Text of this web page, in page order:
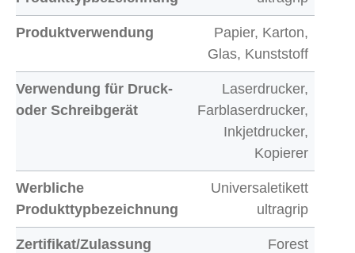
Produktverwendung
Papier, Karton,
Glas, Kunststoff
Verwendung für Druck-
oder Schreibgerät
Laserdrucker,
Farblaserdrucker,
Inkjetdrucker,
Kopierer
Werbliche
Produkttypbezeichnung
Universaletikett
ultragrip
Zertifikat/Zulassung
Forest